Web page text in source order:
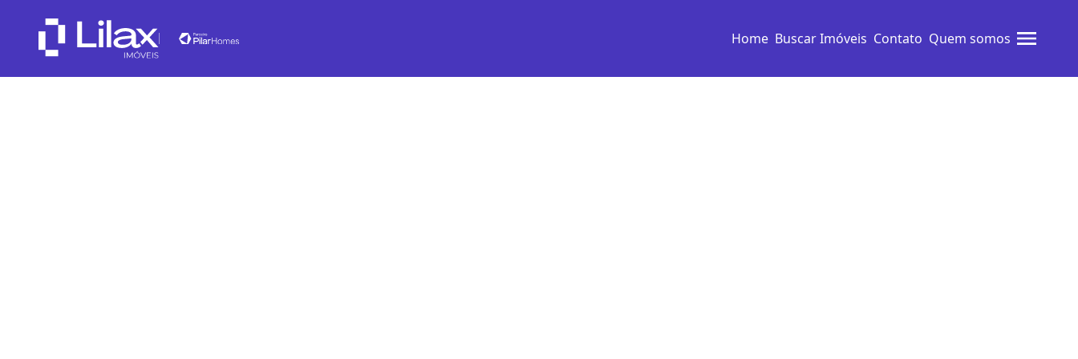
Home Buscar Imóveis Contato Quem somos